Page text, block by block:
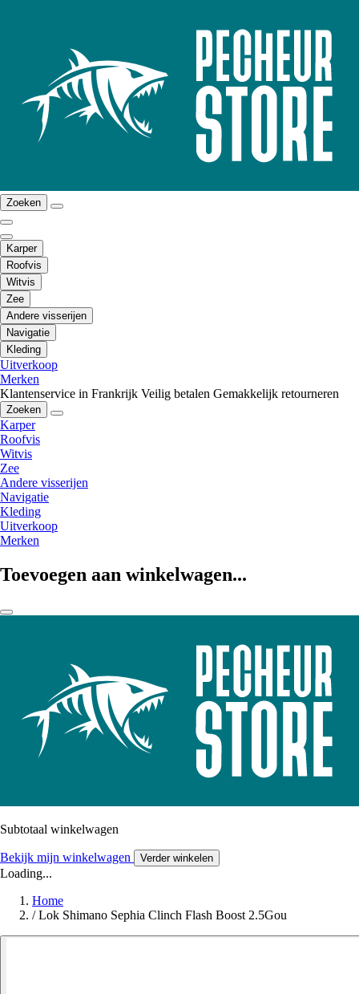
Zoeken
Karper
Roofvis
Witvis
Zee
Andere visserijen
Navigatie
Kleding
Uitverkoop
Merken
Klantenservice in Frankrijk Veilig betalen Gemakkelijk retourneren
Zoeken
Karper
Roofvis
Witvis
Zee
Andere visserijen
Navigatie
Kleding
Uitverkoop
Merken
Toevoegen aan winkelwagen...
Subtotaal winkelwagen
Bekijk mijn winkelwagen Verder winkelen
Loading...
Home
/ Lok Shimano Sephia Clinch Flash Boost 2.5Gou